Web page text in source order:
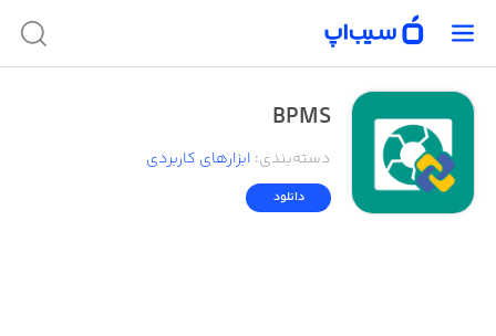
BPMS
دسته‌بندی: ابزار‌های کاربردی
دانلود